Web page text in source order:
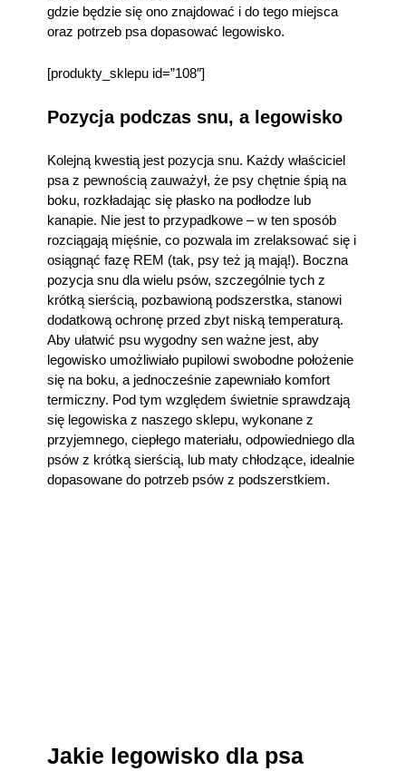
gdzie będzie się ono znajdować i do tego miejsca
oraz potrzeb psa dopasować legowisko.
[produkty_sklepu id=”108″]
Pozycja podczas snu, a legowisko
Kolejną kwestią jest pozycja snu. Każdy właściciel
psa z pewnością zauważył, że psy chętnie śpią na
boku, rozkładając się płasko na podłodze lub
kanapie. Nie jest to przypadkowe – w ten sposób
rozciągają mięśnie, co pozwala im zrelaksować się i
osiągnąć fazę REM (tak, psy też ją mają!). Boczna
pozycja snu dla wielu psów, szczególnie tych z
krótką sierścią, pozbawioną podszerstka, stanowi
dodatkową ochronę przed zbyt niską temperaturą.
Aby ułatwić psu wygodny sen ważne jest, aby
legowisko umożliwiało pupilowi swobodne położenie
się na boku, a jednocześnie zapewniało komfort
termiczny. Pod tym względem świetnie sprawdzają
się legowiska z naszego sklepu, wykonane z
przyjemnego, ciepłego materiału, odpowiedniego dla
psów z krótką sierścią, lub maty chłodzące, idealnie
dopasowane do potrzeb psów z podszerstkiem.
Jakie legowisko dla psa